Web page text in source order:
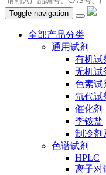
Toggle navigation
全部产品分类
通用试剂
有机试
无机试
色素试
氘代试
催化剂
季铵盐
制冷剂
色谱试剂
HPLC
离子对